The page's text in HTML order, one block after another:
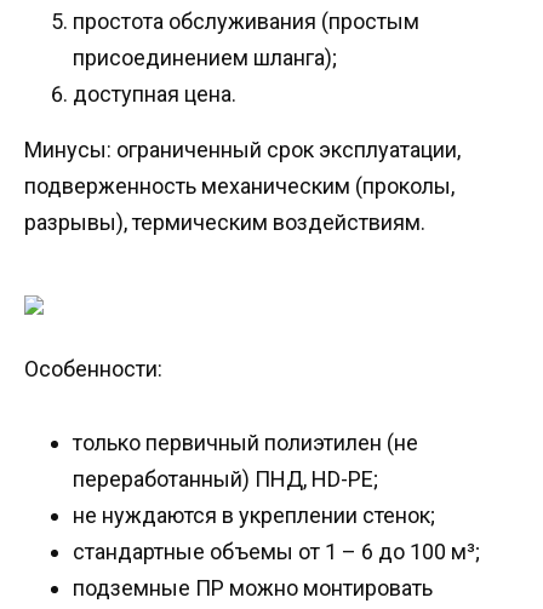
простота обслуживания (простым
присоединением шланга);
доступная цена.
Минусы: ограниченный срок эксплуатации,
подверженность механическим (проколы,
разрывы), термическим воздействиям.
Особенности:
только первичный полиэтилен (не
переработанный) ПНД, HD-PE;
не нуждаются в укреплении стенок;
стандартные объемы от 1 – 6 до 100 м³;
подземные ПР можно монтировать